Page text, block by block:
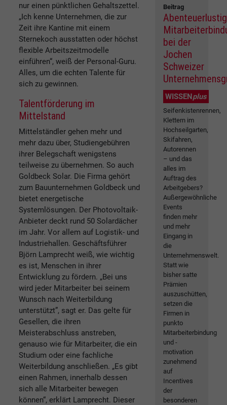
nur einen pünktlichen Gehaltszettel.
„Ich kenne Unternehmen, die zur
Zeit ihre Kantine mit einem
Sternekoch ausstatten oder höchst
flexible Arbeitszeitmodelle
einführen“, weiß der Personal-Guru.
Alles, um die echten Talente für
sich zu gewinnen.
Talentförderung im
Mittelstand
Mittelständler gehen mehr und
mehr dazu über, Studiengebühren
ihrer Belegschaft wenigstens
teilweise zu übernehmen. So auch
Goldbeck Solar. Die Firma gehört
zum Bauunternehmen Goldbeck und
bietet energetische
Systemlösungen. Der Photovoltaik-
Anbieter deckt rund 50 Solardächer
im Jahr. Vor allem auf Logistik- und
Industriehallen. Geschäftsführer
Björn Lamprecht weiß, wie wichtig
es ist, Menschen in ihrer
Entwicklung zu fördern. „Bei uns
wird jeder Mitarbeiter bei seinem
Wunsch nach Weiterbildung
unterstützt”, sagt er. Das gelte für
Gesellen, die ihren
Meisterabschluss anstreben,
genauso wie für Mitarbeiter, die ein
Studium oder eine fachliche
Weiterbildung anschließen. „Es gibt
einen Rahmen, innerhalb dessen
sich alle Mitarbeiter bewegen
können“, erklärt Lamprecht. Dieser
Beitrag
bei der
Jochen
Schweizer
WISSENplus
Seifenkistenrennen,
Klettern im
Hochseilgarten,
Skifahren,
Autorennen
– und das
alles im
Auftrag des
Arbeitgebers?
Außergewöhnliche
Events
finden mehr
und mehr
Eingang in
die
Unternehmenswelt.
Statt wie
bisher satte
Prämien
auszuschütten,
setzen die
Firmen in
punkto
Mitarbeiterbindung
und -
motivation
zunehmend
auf
Incentives
der
besonderen